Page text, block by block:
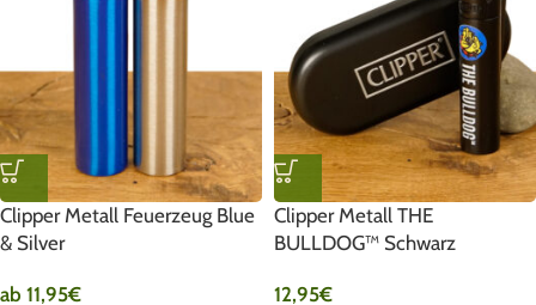
Clipper Metall Feuerzeug Blue
& Silver
ab 11,95€
Clipper Metall THE
BULLDOG™ Schwarz
12,95€